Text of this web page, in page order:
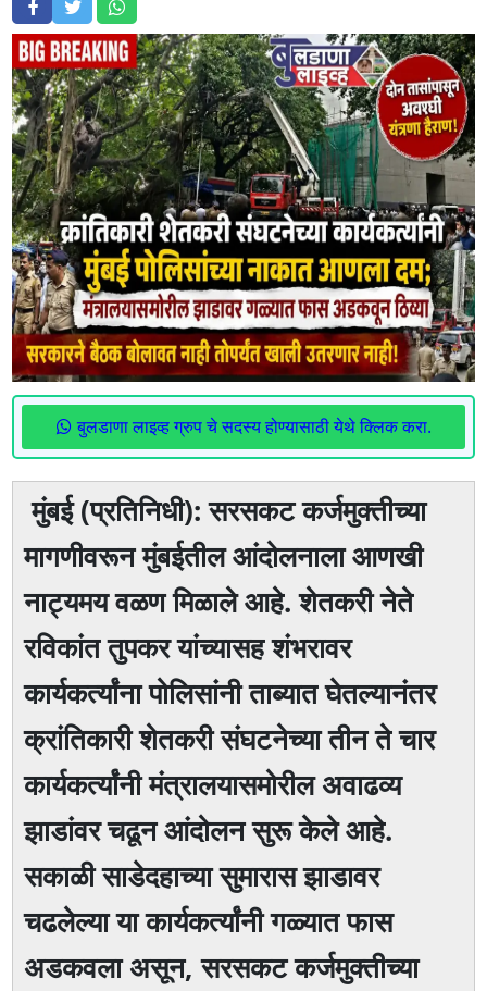
बुलडाणा लाइव्ह ग्रुप चे सदस्य होण्यासाठी येथे क्लिक करा.
मुंबई (प्रतिनिधी): सरसकट कर्जमुक्तीच्या
मागणीवरून मुंबईतील आंदोलनाला आणखी
नाट्यमय वळण मिळाले आहे. शेतकरी नेते
रविकांत तुपकर यांच्यासह शंभरावर
कार्यकर्त्यांना पोलिसांनी ताब्यात घेतल्यानंतर
क्रांतिकारी शेतकरी संघटनेच्या तीन ते चार
कार्यकर्त्यांनी मंत्रालयासमोरील अवाढव्य
झाडांवर चढून आंदोलन सुरू केले आहे.
सकाळी साडेदहाच्या सुमारास झाडावर
चढलेल्या या कार्यकर्त्यांनी गळ्यात फास
अडकवला असून, सरसकट कर्जमुक्तीच्या